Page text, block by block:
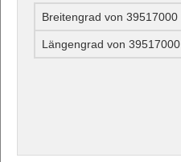
Breitengrad von 39517000
Längengrad von 39517000